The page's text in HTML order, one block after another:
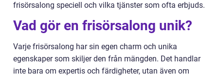
frisörsalong speciell och vilka tjänster som ofta erbjuds.
Vad gör en frisörsalong unik?
Varje frisörsalong har sin egen charm och unika
egenskaper som skiljer den från mängden. Det handlar
inte bara om expertis och färdigheter, utan även om